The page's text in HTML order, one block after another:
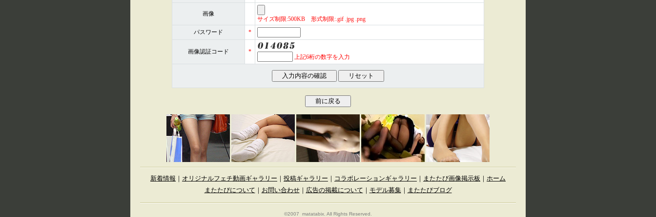
画像
サイズ制限:500KB 形式制限:.gif .jpg .png
パスワード *
画像認証コード
*
上記6桁の数字を入力
新着情報 オリジナルフェチ動画ギャラリー 投稿ギャラリー コラボレーションギャラリー またたび画像掲示板
ホーム
またたびについて
お問い合わせ｜ 広告の掲載について モデル募集｜ またたびブログ
©2007 matatabix. All Rights Reserved.